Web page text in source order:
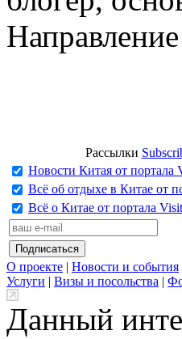
Рассылки
Новости Китая от портала
Всё об отдыхе в Китае от
Всё о Китае от портала
О проекте | Новости и события
Услуги | Визы и посольства |
Данный